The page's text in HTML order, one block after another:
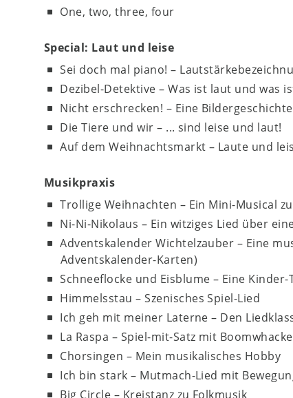
One, two, three, four
Special: Laut und leise
Sei doch mal piano! –
Dezibel-Detektive – Was ist laut und was
Nicht erschrecken! – Eine
Die Tiere und wir – ... sind leise und laut!
Auf dem Weihnachtsmarkt – Laute und
Musikpraxis
Trollige Weihnachten – Ein Mini-Musical
Ni-Ni-Nikolaus – Ein witziges Lied über
Adventskalender Wichtelzauber – Eine
Adventskalender-Karten)
Schneeflocke und Eisblume – Eine Kinder-
Himmelsstau – Szenisches Spiel-Lied
Ich geh mit meiner Laterne – Den
La Raspa – Spiel-mit-Satz mit
Chorsingen – Mein musikalisches Hobby
Ich bin stark – Mutmach-Lied mit
Big Circle – Kreistanz zu Folkmusik